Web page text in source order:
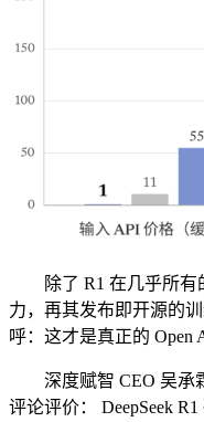
除了 R1 在几乎所有
力，再其发布即开源的
呼：这才是真正的 Open
深度赋智 CEO 吴承
评论评价： DeepSeek